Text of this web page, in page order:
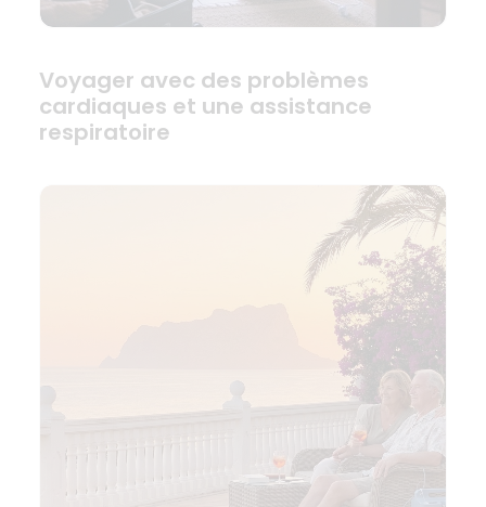
Voyager avec des problèmes
cardiaques et une assistance
respiratoire